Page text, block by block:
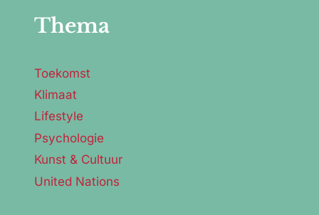
Thema
Toekomst
Klimaat
Lifestyle
Psychologie
Kunst & Cultuur
United Nations